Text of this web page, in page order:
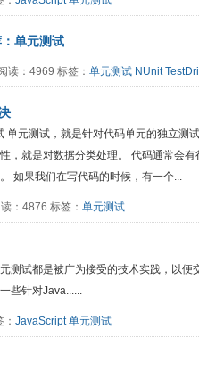
单元测试
读：4969 标签： 单元测试 NUnit
单元测试，就是针对代码单元的独立测
，就是对数据分类处理。 代码通常会
如果我们在写代码的时候，有一个...
：4876 标签： 单元测试
测试都是被广为接受的技术实践，以
些针对Java......
JavaScript 单元测试